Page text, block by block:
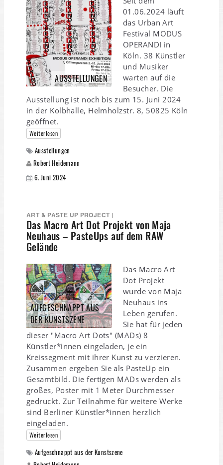
AUSSTELLUNGEN
01.06.2024 läuft
das Urban Art
Festival MODUS
OPERANDI in
Köln. 38 Künstler
und Musiker
warten auf die
Besucher. Die
Ausstellung ist noch bis zum 15. Juni 2024
in der Kolbhalle, Helmholzstr. 8, 50825 Köln
geöffnet.
Weiterlesen
Ausstellungen
Robert Heidemann
6. Juni 2024
ART & PASTE UP PROJECT |
Das Macro Art Dot Projekt von Maja
Neuhaus – PasteUps auf dem RAW
Gelände
AUFGESCHNAPPT AUS
DER KUNSTSZENE
Das Macro Art
Dot Projekt
wurde von Maja
Neuhaus ins
Leben gerufen.
Sie hat für jeden
dieser "Macro Art Dots" (MADs) 8
Künstler*innen eingeladen, je ein
Kreissegment mit ihrer Kunst zu verzieren.
Zusammen ergeben Sie als PasteUp ein
Gesamtbild. Die fertigen MADs werden als
großes, Poster mit 1 Meter Durchmesser
gedruckt. Zur Teilnahme für weitere Werke
sind Berliner Künstler*innen herzlich
eingeladen.
Weiterlesen
Aufgeschnappt aus der Kunstszene